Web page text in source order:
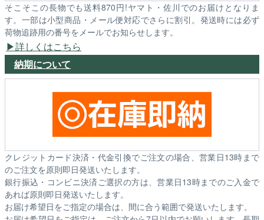
そこそこの長物でも送料870円!ヤマト・佐川でのお届けとなりま
す。一部は小型商品・メール便対応でさらに割引。発送時には必ず
荷物追跡用の番号をメールでお知らせします。
詳しくはこちら
納期について
クレジットカード決済・代金引換でご注文の場合、営業日13時まで
のご注文を原則即日発送いたします。
銀行振込・コンビニ決済ご選択の方は、営業日13時までのご入金で
あれば原則即日発送いたします。
お届け希望日をご指定の場合は、間に合う範囲で発送いたします。